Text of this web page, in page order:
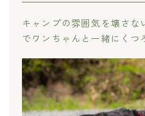
キャンプの雰囲気を壊さな
でワンちゃんと一緒にくつ